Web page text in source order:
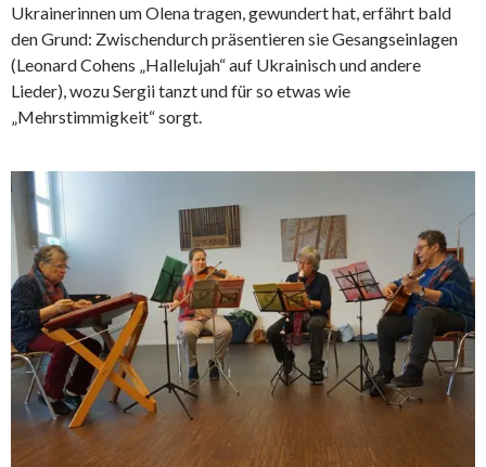
Ukrainerinnen um Olena tragen, gewundert hat, erfährt bald
den Grund: Zwischendurch präsentieren sie Gesangseinlagen
(Leonard Cohens „Hallelujah“ auf Ukrainisch und andere
Lieder), wozu Sergii tanzt und für so etwas wie
„Mehrstimmigkeit“ sorgt.